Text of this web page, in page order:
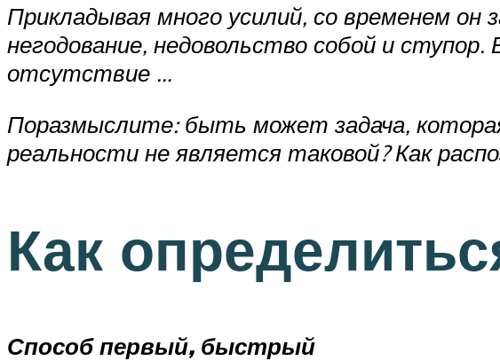
Прикладывая много усилий, со временем
негодование, недовольство собой и
отсутствие …
Поразмыслите: быть может задача,
реальности не является таковой? Как
Как
Способ первый, быстрый